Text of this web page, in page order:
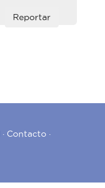
Reportar
· Contacto·